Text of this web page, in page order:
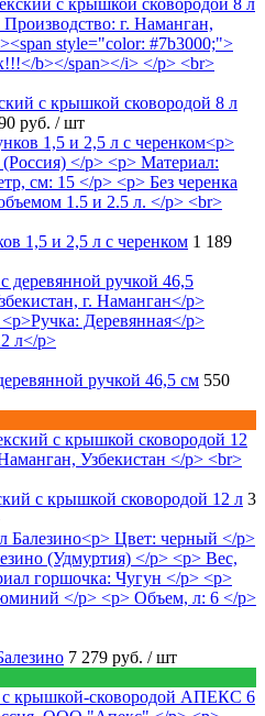
с крышкой сковородой 8 л
руб. / шт
1,5 и 2,5 л с черенком 1 189
ручкой 46,5 см 550
с крышкой сковородой 12 л 3
7 279 руб. / шт